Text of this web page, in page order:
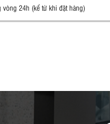
vòng 24h (kể từ khi đặt hàng)